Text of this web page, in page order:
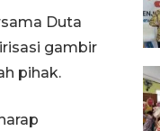
Duta
gambir
pihak.